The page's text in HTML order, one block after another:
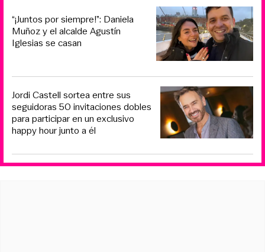
“¡Juntos por siempre!”: Daniela
Muñoz y el alcalde Agustín
Iglesias se casan
Jordi Castell sortea entre sus
seguidoras 50 invitaciones dobles
para participar en un exclusivo
happy hour junto a él